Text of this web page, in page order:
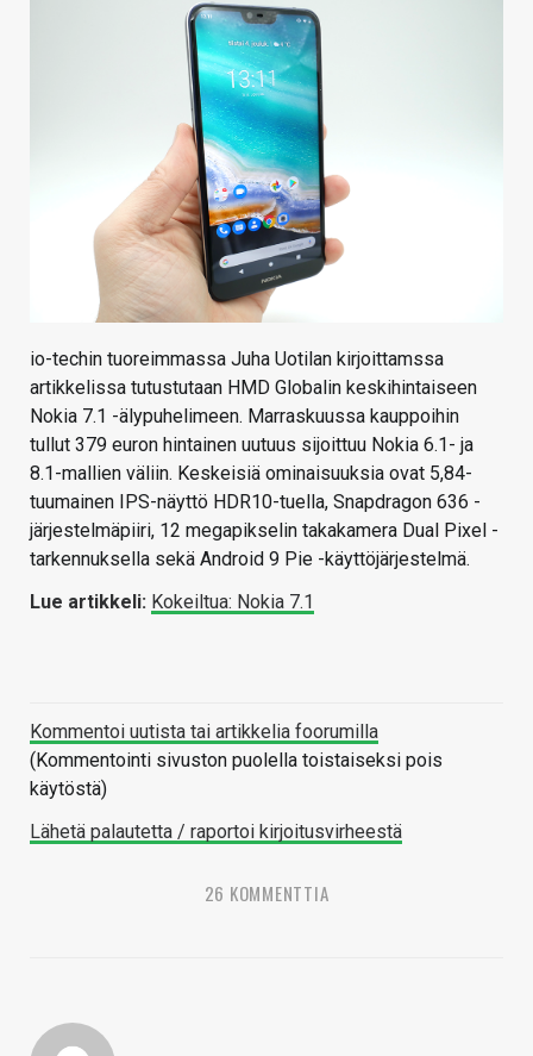
io-techin tuoreimmassa Juha Uotilan kirjoittamssa
artikkelissa tutustutaan HMD Globalin keskihintaiseen
Nokia 7.1 -älypuhelimeen. Marraskuussa kauppoihin
tullut 379 euron hintainen uutuus sijoittuu Nokia 6.1- ja
8.1-mallien väliin. Keskeisiä ominaisuuksia ovat 5,84-
tuumainen IPS-näyttö HDR10-tuella, Snapdragon 636 -
järjestelmäpiiri, 12 megapikselin takakamera Dual Pixel -
tarkennuksella sekä Android 9 Pie -käyttöjärjestelmä.
Lue artikkeli: Kokeiltua: Nokia 7.1
Kommentoi uutista tai artikkelia foorumilla
(Kommentointi sivuston puolella toistaiseksi pois
käytöstä)
Lähetä palautetta / raportoi kirjoitusvirheestä
26 KOMMENTTIA